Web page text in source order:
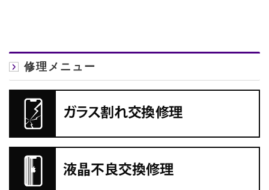
修理メニュー